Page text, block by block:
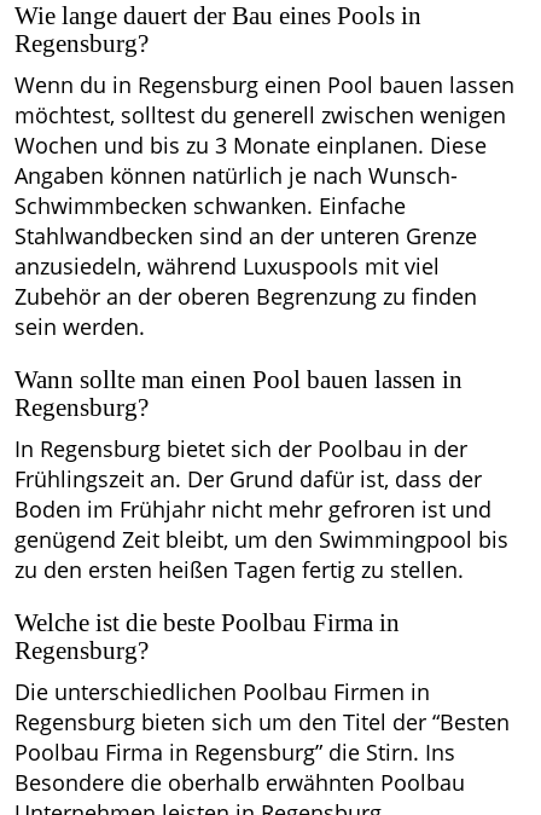
Wie lange dauert der Bau eines Pools in
Regensburg?
Wenn du in Regensburg einen Pool bauen lassen
möchtest, solltest du generell zwischen wenigen
Wochen und bis zu 3 Monate einplanen. Diese
Angaben können natürlich je nach Wunsch-
Schwimmbecken schwanken. Einfache
Stahlwandbecken sind an der unteren Grenze
anzusiedeln, während Luxuspools mit viel
Zubehör an der oberen Begrenzung zu finden
sein werden.
Wann sollte man einen Pool bauen lassen in
Regensburg?
In Regensburg bietet sich der Poolbau in der
Frühlingszeit an. Der Grund dafür ist, dass der
Boden im Frühjahr nicht mehr gefroren ist und
genügend Zeit bleibt, um den Swimmingpool bis
zu den ersten heißen Tagen fertig zu stellen.
Welche ist die beste Poolbau Firma in
Regensburg?
Die unterschiedlichen Poolbau Firmen in
Regensburg bieten sich um den Titel der “Besten
Poolbau Firma in Regensburg” die Stirn. Ins
Besondere die oberhalb erwähnten Poolbau